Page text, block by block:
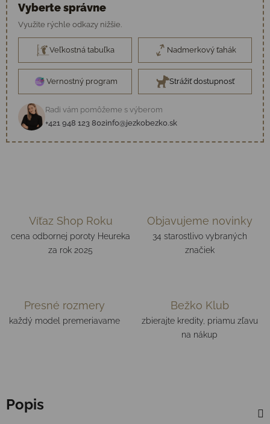
Vyberte správne
Využite rýchle odkazy nižšie.
Veľkostná tabuľka Nadmerkový ťahák
Vernostný program Strážiť dostupnosť
Radi vám pomôžeme s výberom
+421 948 123 802info@jezkobezko.sk
Víťaz Shop Roku
cena odbornej poroty Heureka
za rok 2025
Objavujeme novinky
34 starostlivo vybraných
značiek
Presné rozmery
každý model premeriavame
Bežko Klub
zbierajte kredity, priamu zľavu
na nákup
Popis